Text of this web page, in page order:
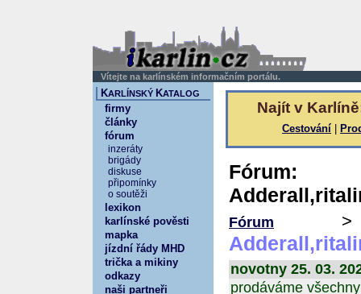
Vítejte na karlínském informačním portálu.
Najít v
Cestování
Fórum
novotny 25. 03.
prodáváme
KARLÍNSKÝ KATALOG
firmy
články
fórum
inzeráty
brigády
diskuse
připomínky
o soutěži
lexikon
karlínské pověsti
mapka
jízdní řády MHD
trička a mikiny
odkazy
naši partneři